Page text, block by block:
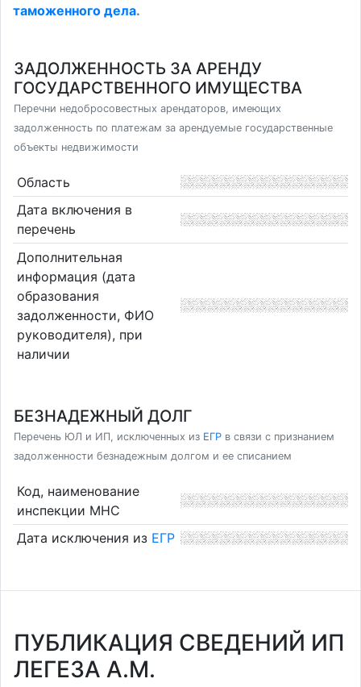
таможенного дела.
ЗАДОЛЖЕННОСТЬ ЗА АРЕНДУ
ГОСУДАРСТВЕННОГО ИМУЩЕСТВА
Перечни недобросовестных арендаторов, имеющих
задолженность по платежам за арендуемые государственные
объекты недвижимости
Область
Дата включения в
перечень
Дополнительная
информация (дата
образования
задолженности, ФИО
руководителя), при
наличии
БЕЗНАДЕЖНЫЙ ДОЛГ
Перечень ЮЛ и ИП, исключенных из ЕГР в связи с признанием
задолженности безнадежным долгом и ее списанием
Код, наименование
инспекции МНС
Дата исключения из ЕГР
ПУБЛИКАЦИЯ СВЕДЕНИЙ ИП
ЛЕГЕЗА А.М.